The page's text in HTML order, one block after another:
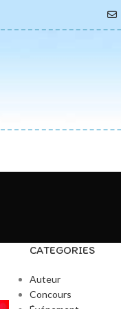
CATEGORIES
Auteur
Concours